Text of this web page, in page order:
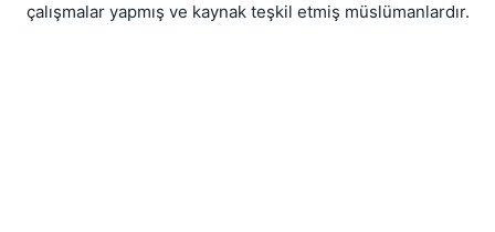
çalışmalar yapmış ve kaynak teşkil etmiş müslümanlardır.